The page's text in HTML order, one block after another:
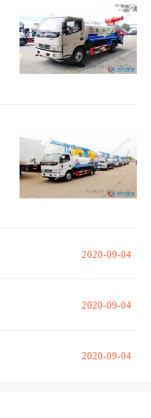
2020-09-04
2020-09-04
2020-09-04